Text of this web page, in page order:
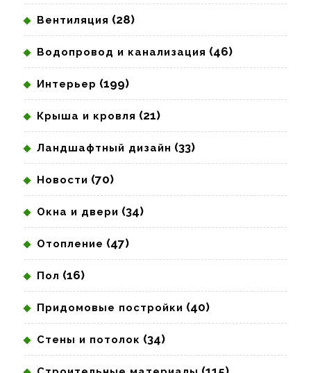
Вентиляция (28)
Водопровод и канализация (46)
Интерьер (199)
Крыша и кровля (21)
Ландшафтный дизайн (33)
Новости (70)
Окна и двери (34)
Отопление (47)
Пол (16)
Придомовые постройки (40)
Стены и потолок (34)